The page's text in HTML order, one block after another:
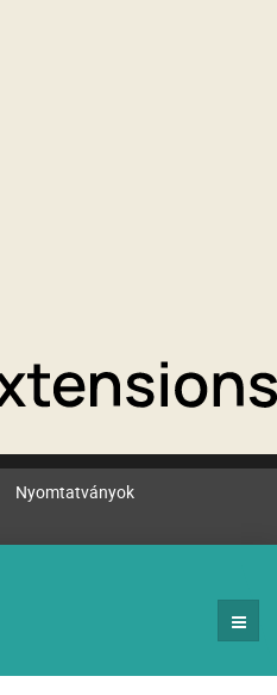
Nyomtatványok